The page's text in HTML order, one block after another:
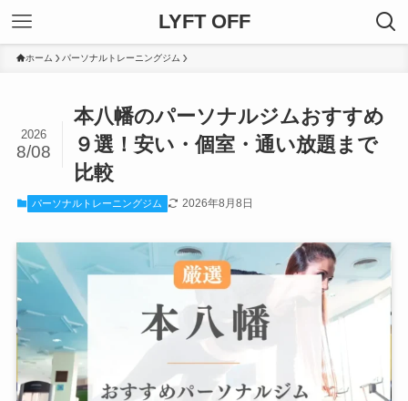
LYFT OFF
ホーム パーソナルトレーニングジム
本八幡のパーソナルジムおすすめ
９選！安い・個室・通い放題まで
比較
2026
8/08
パーソナルトレーニングジム 2026年8月8日